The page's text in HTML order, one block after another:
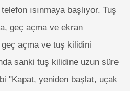
ısınmaya başlıyor. Tuş
geç açma ve ekran
açma ve tuş kilidini
sanki tuş kilidine uzun süre
"Kapat, yeniden başlat, uçak